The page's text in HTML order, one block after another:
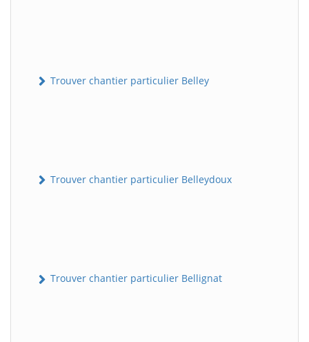
Trouver chantier particulier Belley
Trouver chantier particulier Belleydoux
Trouver chantier particulier Bellignat